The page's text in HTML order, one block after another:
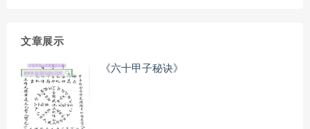
文章展示
《六十甲子秘诀》